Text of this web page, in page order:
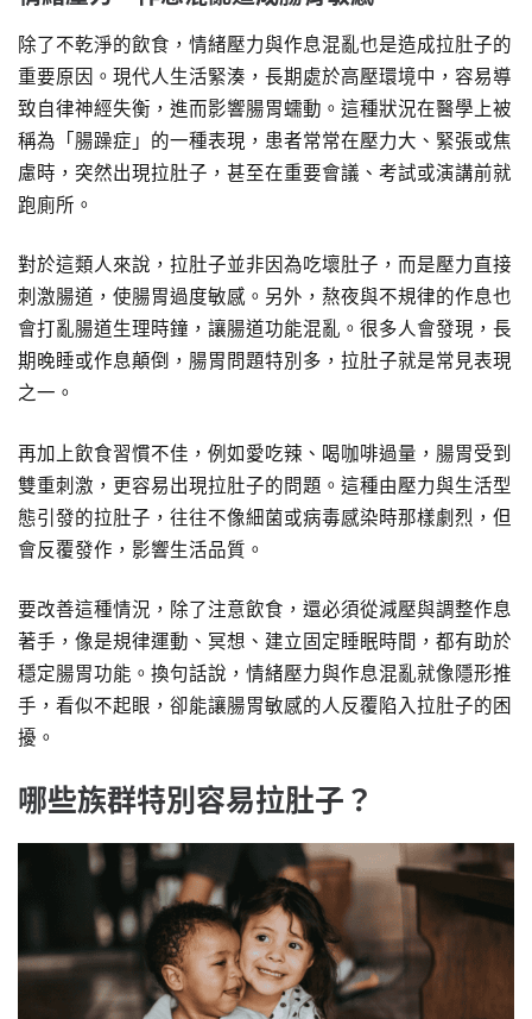
除了不乾淨的飲食，情緒壓力與作息混亂也是造成拉肚子的
重要原因。現代人生活緊湊，長期處於高壓環境中，容易導
致自律神經失衡，進而影響腸胃蠕動。這種狀況在醫學上被
稱為「腸躁症」的一種表現，患者常常在壓力大、緊張或焦
慮時，突然出現拉肚子，甚至在重要會議、考試或演講前就
跑廁所。
對於這類人來說，拉肚子並非因為吃壞肚子，而是壓力直接
刺激腸道，使腸胃過度敏感。另外，熬夜與不規律的作息也
會打亂腸道生理時鐘，讓腸道功能混亂。很多人會發現，長
期晚睡或作息顛倒，腸胃問題特別多，拉肚子就是常見表現
之一。
再加上飲食習慣不佳，例如愛吃辣、喝咖啡過量，腸胃受到
雙重刺激，更容易出現拉肚子的問題。這種由壓力與生活型
態引發的拉肚子，往往不像細菌或病毒感染時那樣劇烈，但
會反覆發作，影響生活品質。
要改善這種情況，除了注意飲食，還必須從減壓與調整作息
著手，像是規律運動、冥想、建立固定睡眠時間，都有助於
穩定腸胃功能。換句話說，情緒壓力與作息混亂就像隱形推
手，看似不起眼，卻能讓腸胃敏感的人反覆陷入拉肚子的困
擾。
哪些族群特別容易拉肚子？